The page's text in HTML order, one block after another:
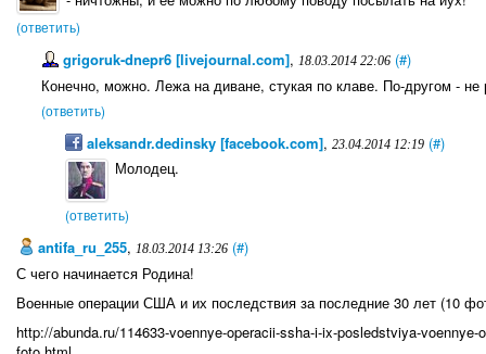
(ответить)
grigoruk-dnepr6 [livejournal.com], 18.03.2014 22:06 (#)
Конечно, можно. Лежа на диване, стукая по клаве. По-другом - не
(ответить)
aleksandr.dedinsky [facebook.com],23.04.2014 12:19 (#)
Молодец.
(ответить)
antifa_ru_255, 18.03.2014 13:26 (#)
С чего начинается Родина!
Военные операции США и их последствия за последние 30 лет (10
http://abunda.ru/114633-voennye-operacii-ssha-i-ix-posledstviya-